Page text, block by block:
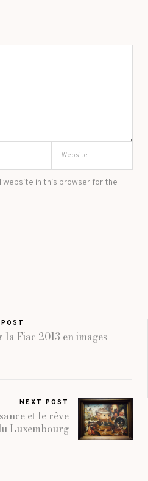
website in this browser for the
la Fiac 2013 en images
NEXT POST
et le rêve
Luxembourg